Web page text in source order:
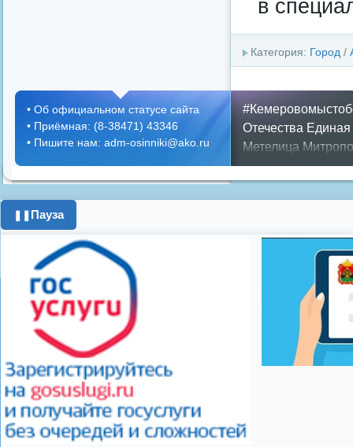
в
Категория: Город /
Отечества
Метелица
Днем ЖКХ
Противопожарная
день города
цифровое
Показать все теги
• Об официальном статусе сайта
• Приёмная: (8-38471) 43346
• Пишите нам: adm-osinniki@ako.ru
Пауза